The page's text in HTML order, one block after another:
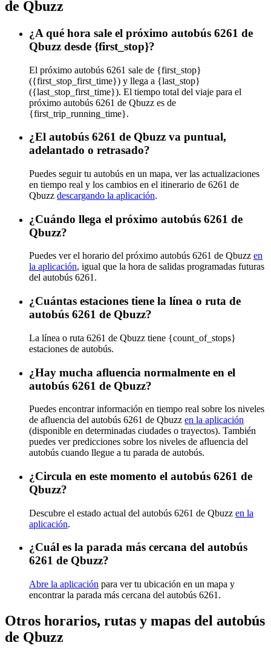
de Qbuzz
¿A qué hora sale el próximo autobús 6261 de
Qbuzz desde {first_stop}?
El próximo autobús 6261 sale de {first_stop}
({first_stop_first_time}) y llega a {last_stop}
({last_stop_first_time}). El tiempo total del viaje para el
próximo autobús 6261 de Qbuzz es de
{first_trip_running_time}.
¿El autobús 6261 de Qbuzz va puntual,
adelantado o retrasado?
Puedes seguir tu autobús en un mapa, ver las actualizaciones
en tiempo real y los cambios en el itinerario de 6261 de
Qbuzz descargando la aplicación.
¿Cuándo llega el próximo autobús 6261 de
Qbuzz?
Puedes ver el horario del próximo autobús 6261 de Qbuzz en
la aplicación, igual que la hora de salidas programadas futuras
del autobús 6261.
¿Cuántas estaciones tiene la línea o ruta de
autobús 6261 de Qbuzz?
La línea o ruta 6261 de Qbuzz tiene {count_of_stops}
estaciones de autobús.
¿Hay mucha afluencia normalmente en el
autobús 6261 de Qbuzz?
Puedes encontrar información en tiempo real sobre los niveles
de afluencia del autobús 6261 de Qbuzz en la aplicación
(disponible en determinadas ciudades o trayectos). También
puedes ver predicciones sobre los niveles de afluencia del
autobús cuando llegue a tu parada de autobús.
¿Circula en este momento el autobús 6261 de
Qbuzz?
Descubre el estado actual del autobús 6261 de Qbuzz en la
aplicación.
¿Cuál es la parada más cercana del autobús
6261 de Qbuzz?
Abre la aplicación para ver tu ubicación en un mapa y
encontrar la parada más cercana del autobús 6261.
Otros horarios, rutas y mapas del autobús
de Qbuzz